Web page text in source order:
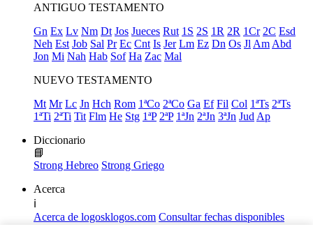
ANTIGUO TESTAMENTO
Gn Ex Lv Nm Dt Jos Jueces Rut 1S 2S 1R 2R 1Cr 2C Esd
Neh Est Job Sal Pr Ec Cnt Is Jer Lm Ez Dn Os Jl Am Abd
Jon Mi Nah Hab Sof Ha Zac Mal
NUEVO TESTAMENTO
Mt Mr Lc Jn Hch Rom 1ªCo 2ªCo Ga Ef Fil Col 1ªTs 2ªTs
1ªTi 2ªTi Tit Flm He Stg 1ªP 2ªP 1ªJn 2ªJn 3ªJn Jud Ap
Diccionario
📘
Strong Hebreo Strong Griego
Acerca
ℹ️
Acerca de logosklogos.com Consultar fechas disponibles